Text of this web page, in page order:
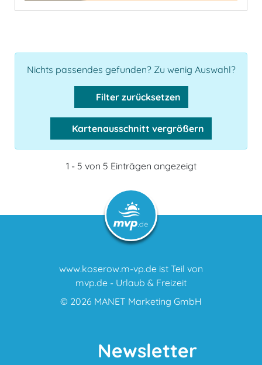
Nichts passendes gefunden? Zu wenig Auswahl?
Filter zurücksetzen
Kartenausschnitt vergrößern
1 - 5 von 5 Einträgen angezeigt
www.koserow.m-vp.de ist Teil von
mvp.de - Urlaub & Freizeit
© 2026 MANET Marketing GmbH
Newsletter